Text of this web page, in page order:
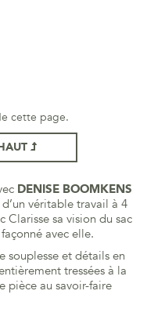
cette page.
DENISE BOOMKENS
véritable travail à 4
Clarisse sa vision du sac
avec elle.
souplesse et détails en
tressées à la
pièce au savoir-faire